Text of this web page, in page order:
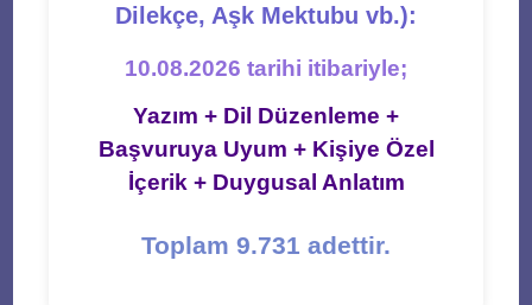
Dilekçe, Aşk Mektubu vb.):
10.08.2026 tarihi itibariyle;
Yazım + Dil Düzenleme +
Başvuruya Uyum + Kişiye Özel
İçerik + Duygusal Anlatım
Toplam 9.731 adettir.